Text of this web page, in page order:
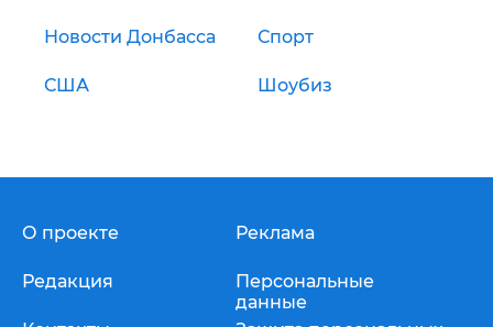
Новости Донбасса Спорт
США Шоубиз
О проекте
Редакция
Реклама
Персональные
данные